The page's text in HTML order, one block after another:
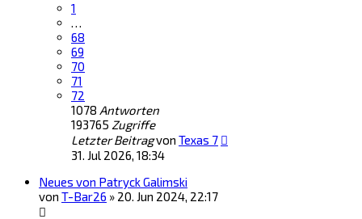
1
…
68
69
70
71
72
1078 Antworten
193765 Zugriffe
Letzter Beitragvon Texas 7
31. Jul 2026, 18:34
Neues von Patryck Galimski
von T-Bar26 » 20. Jun 2024, 22:17